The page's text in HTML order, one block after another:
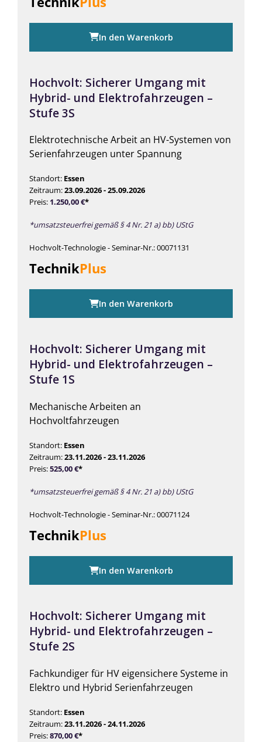
In den Warenkorb
Hochvolt: Sicherer Umgang mit
Hybrid- und Elektrofahrzeugen –
Stufe 3S
Elektrotechnische Arbeit an HV-Systemen von
Serienfahrzeugen unter Spannung
Standort: Essen
Zeitraum:23.09.2026 - 25.09.2026
Preis: 1.250,00€*
*umsatzsteuerfrei gemäß § 4 Nr. 21 a) bb) UStG
Hochvolt-Technologie - Seminar-Nr.: 00071131
TechnikPlus
In den Warenkorb
Hochvolt: Sicherer Umgang mit
Hybrid- und Elektrofahrzeugen –
Stufe 1S
Mechanische Arbeiten an
Hochvoltfahrzeugen
Standort: Essen
Zeitraum:23.11.2026 - 23.11.2026
Preis:525,00€*
*umsatzsteuerfrei gemäß § 4 Nr. 21 a) bb) UStG
Hochvolt-Technologie - Seminar-Nr.: 00071124
TechnikPlus
In den Warenkorb
Hochvolt: Sicherer Umgang mit
Hybrid- und Elektrofahrzeugen –
Stufe 2S
Fachkundiger für HV eigensichere Systeme in
Elektro und Hybrid Serienfahrzeugen
Standort: Essen
Zeitraum:23.11.2026 - 24.11.2026
Preis:870,00€*